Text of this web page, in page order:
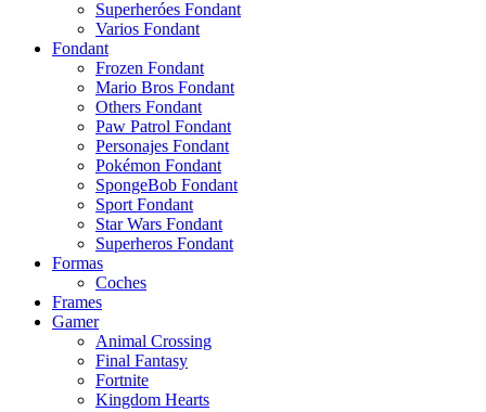
Superheróes Fondant
Varios Fondant
Fondant
Frozen Fondant
Mario Bros Fondant
Others Fondant
Paw Patrol Fondant
Personajes Fondant
Pokémon Fondant
SpongeBob Fondant
Sport Fondant
Star Wars Fondant
Superheros Fondant
Formas
Coches
Frames
Gamer
Animal Crossing
Final Fantasy
Fortnite
Kingdom Hearts